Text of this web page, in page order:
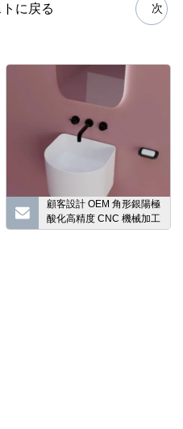
トに戻る 次
顧客設計 OEM 角形銀陽極
酸化高精度 CNC 機械加工
アルミニウム ヒート シン